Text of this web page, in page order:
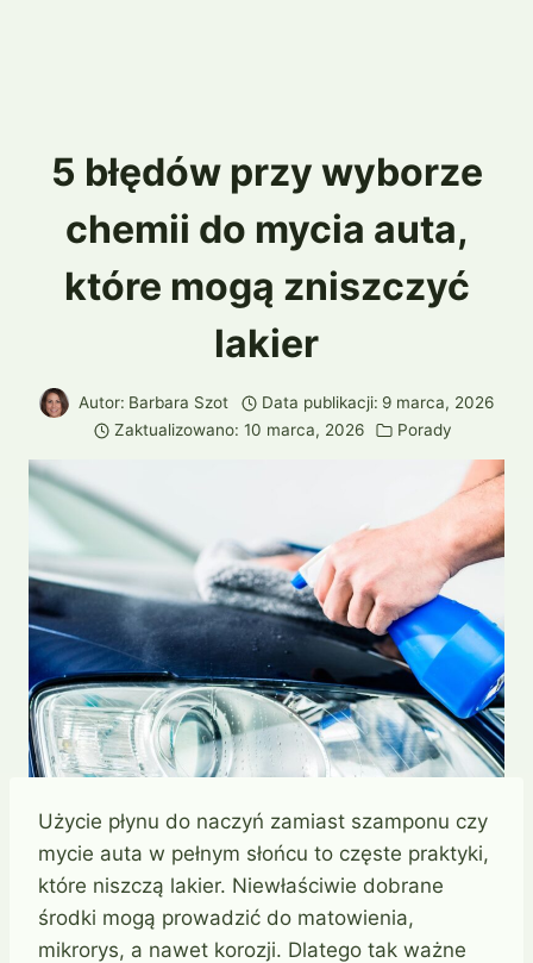
5 błędów przy wyborze
chemii do mycia auta,
które mogą zniszczyć
lakier
Autor: Barbara Szot Data publikacji: 9 marca, 2026
Zaktualizowano: 10 marca, 2026 Porady
Użycie płynu do naczyń zamiast szamponu czy
mycie auta w pełnym słońcu to częste praktyki,
które niszczą lakier. Niewłaściwie dobrane
środki mogą prowadzić do matowienia,
mikrorys, a nawet korozji. Dlatego tak ważne